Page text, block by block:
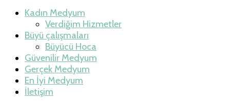
Kadın Medyum
Verdiğim Hizmetler
Büyü çalışmaları
Büyücü Hoca
Güvenilir Medyum
Gerçek Medyum
En İyi Medyum
İletişim